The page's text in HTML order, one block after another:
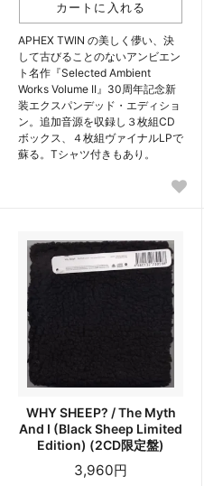
APHEX TWIN の美しく儚い、決
して古びることのないアンビエン
ト名作『Selected Ambient
Works Volume II』30周年記念新
装エクスパンデッド・エディショ
ン。追加音源を収録し３枚組CD
ボックス、４枚組ヴァイナルLPで
蘇る。Tシャツ付きもあり。
WHY SHEEP? / The Myth
And I (Black Sheep Limited
Edition) (2CD限定盤)
3,960円